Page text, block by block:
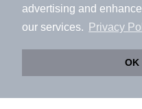
advertising and
our services.
Privacy
OK
アプリに切り替えて
会員登録なしですぐ使
1階 / 1R /
提供